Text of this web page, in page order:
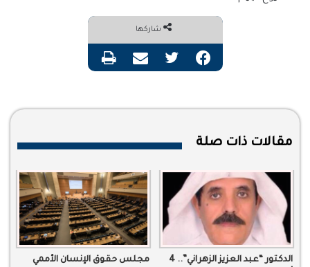
شاركها
فيسبوك تويتر مشاركة عبر البريد طباعة
مقالات ذات صلة
الدكتور “عبد العزيز الزهراني”.. 4
مجلس حقوق الإنسان الأممي